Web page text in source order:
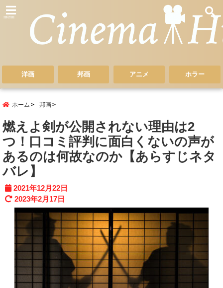
menu
洋画 邦画 アニメ ホラー
ホーム 邦画
燃えよ剣が公開されない理由は2
つ！口コミ評判に面白くないの声が
あるのは何故なのか【あらすじネタ
バレ】
2021年12月22日
2023年2月17日